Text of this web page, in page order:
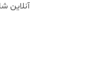
آنلاین